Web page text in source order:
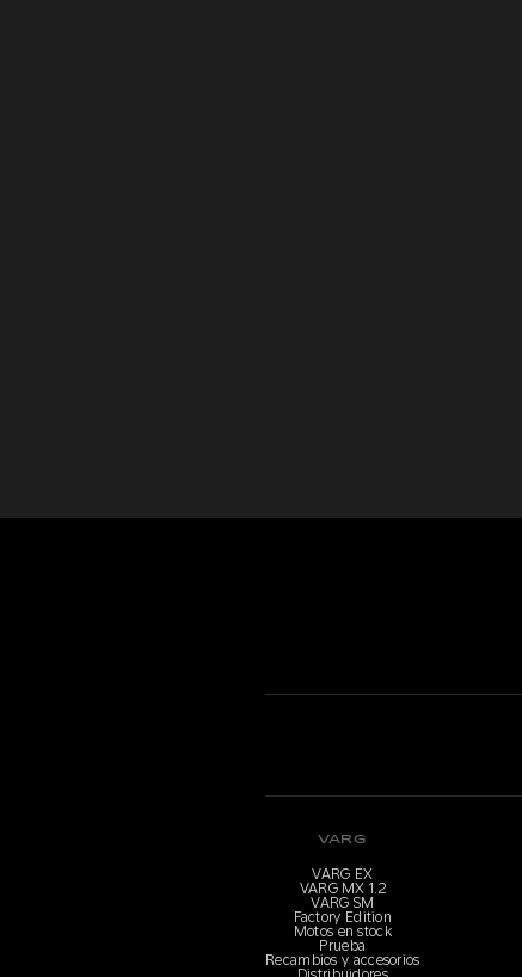
VARG
VARG EX
VARG MX 1.2
VARG SM
Factory Edition
Motos en stock
Prueba
Recambios y accesorios